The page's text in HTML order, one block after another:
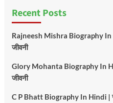
Recent Posts
Rajneesh Mishra Biography In
जीवनी
Glory Mohanta Biography In
जीवनी
C P Bhatt Biography In Hindi |